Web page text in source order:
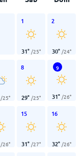
1
31° /25°
2
30° /24°
/25°
8
29° /25°
9
31° /26°
/26°
15
31° /27°
16
32° /26°